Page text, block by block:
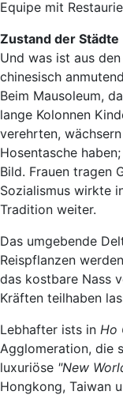
Equipe mit
Zustand der Städte
Und was ist aus
chinesisch
Beim Mausoleum,
lange Kolonnen
verehrten,
Hosentasche
Bild. Frauen tragen
Sozialismus wirkte
Tradition weiter.
Das umgebende
Reispflanzen
das kostbare Nass
Kräften teilhaben
Lebhafter ists in Ho
Agglomeration, die
luxuriöse "New
Hongkong, Taiwan